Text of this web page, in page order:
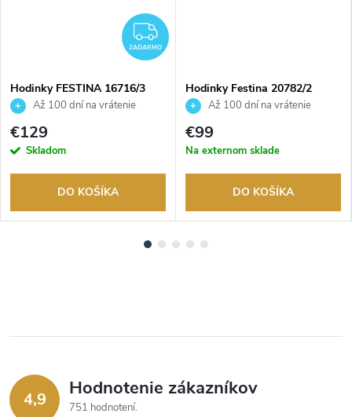
ZADARMO
ZADARMO
Hodinky FESTINA 16716/3
Až 100 dní na vrátenie
tovaru. Autorizovaný predajca.
€129
Skladom
DO KOŠÍKA
Hodinky Festina 20782/2
Až 100 dní na vrátenie
tovaru. Autorizovaný predajca.
€99
Na externom sklade
DO KOŠÍKA
4,9 Hodnotenie zákazníkov
751 hodnotení